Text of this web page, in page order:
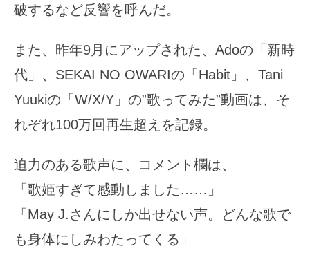
破するなど反響を呼んだ。
また、昨年9月にアップされた、Adoの「新時
代」、SEKAI NO OWARIの「Habit」、Tani
Yuukiの「W/X/Y」の”歌ってみた”動画は、そ
れぞれ100万回再生超えを記録。
迫力のある歌声に、コメント欄は、
「歌姫すぎて感動しました……」
「May J.さんにしか出せない声。どんな歌で
も身体にしみわたってくる」